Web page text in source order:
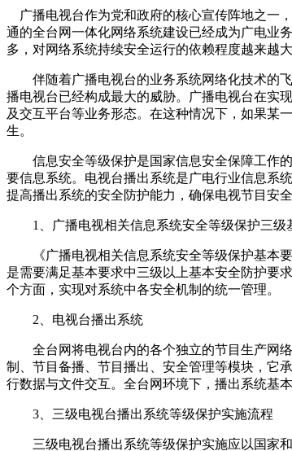
广播电视台作为党和政府的核心宣传阵地之一
通的全台网一体化网络系统建设已经成为广电业
多，对网络系统持续安全运行的依赖程度越来越
伴随着广播电视台的业务系统网络化技术的飞
播电视台已经构成最大的威胁。广播电视台在实
及交互平台等业务形态。在这种情况下，如果某
生。
信息安全等级保护是国家信息安全保障工作的
要信息系统。电视台播出系统是广电行业信息系
提高播出系统的安全防护能力，确保电视节目安
1、广播电视相关信息系统安全等级保护三级
《广播电视相关信息系统安全等级保护基本要
是需要满足基本要求中三级以上基本安全防护要
个方面，实现对系统中各安全机制的统一管理。
2、电视台播出系统
全台网将电视台内的各个独立的节目生产网络
制、节目备播、节目播出、安全管理等模块，它
行数据与文件交互。全台网环境下，播出系统基本
3、三级电视台播出系统等级保护实施流程
三级电视台播出系统等级保护实施应以国家和